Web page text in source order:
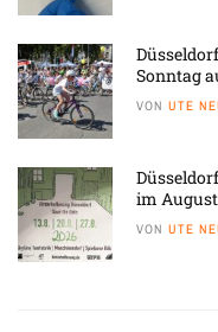
Sonntag
VON UTE
im August
VON UTE